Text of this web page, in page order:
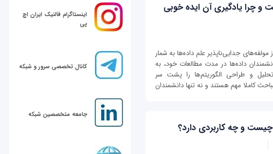
و چرا یادگیری آن ایده خوبی
مولفه‌های جدایی‌ناپذیر علم داده‌ها به شمار
داده‌ها در مدت مطالعات خود، به
و طراحی الگوریتم‌ها را پشت سر
کاملا مهم هستند و نه تنها دانشمندان
و چه کاربردی دارد؟
اینستاگرام فالنیک ایران اچ
پی
کانال تخصصی سرور و شبکه
جامعه متخصصین شبکه